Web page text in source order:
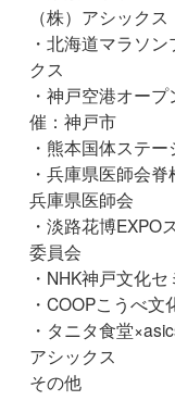
（株）アシックス
・北海道マラソ
クス
・神戸空港オー
催：神戸市
・熊本国体ステ
・兵庫県医師会
兵庫県医師会
・淡路花博
委員会
・NHK神戸文化
・COOPこうべ
・タニタ食堂
アシックス
その他